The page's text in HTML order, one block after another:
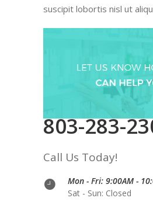
suscipit lobortis nisl ut
803-283-
Call Us Today!
Mon - Fri: 9:00AM -
Sat - Sun: Closed